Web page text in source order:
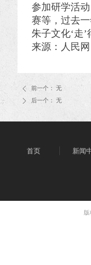
参加研学活
赛等，过去
朱子文化‘走
来源：人民网
ꄴ 前一个： 无
ꄲ 后一个： 无
首页 新闻